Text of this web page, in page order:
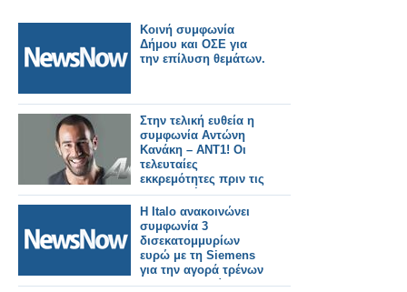
Κοινή συμφωνία
Δήμου και ΟΣΕ για
την επίλυση θεμάτων.
Στην τελική ευθεία η
συμφωνία Αντώνη
Κανάκη – ΑΝΤ1! Οι
τελευταίες
εκκρεμότητες πριν τις
υπογραφές...
Η Italo ανακοινώνει
συμφωνία 3
δισεκατομμυρίων
ευρώ με τη Siemens
για την αγορά τρένων
για τη Γερμανία.